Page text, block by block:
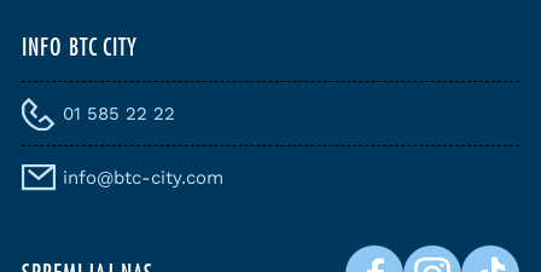
INFO BTC CITY
01 585 22 22
info@btc-city.com